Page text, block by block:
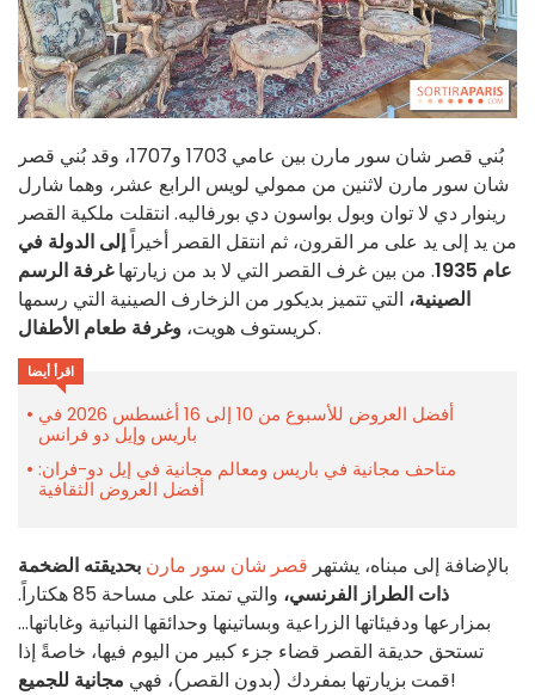
بُني قصر شان سور مارن بين عامي 1703 و1707، وقد بُني قصر
شان سور مارن لاثنين من ممولي لويس الرابع عشر، وهما شارل
رينوار دي لا توان وبول بواسون دي بورفاليه. انتقلت ملكية القصر
من يد إلى يد على مر القرون، ثم انتقل القصر أخيراًإلى الدولة في
عام 1935
. من بين غرف القصر التي لا بد من زيارتهاغرفة الرسم
الصينية، التي تتميز بديكور من الزخارف الصينية التي رسمها
كريستوف هويت، وغرفة طعام الأطفال .
اقرأ أيضا
أفضل العروض للأسبوع من 10 إلى 16 أغسطس 2026 في
باريس وإيل دو فرانس
متاحف مجانية في باريس ومعالم مجانية في إيل دو-فران:
أفضل العروض الثقافية
بالإضافة إلى مبناه، يشتهر قصر شان سور مارن بحديقته الضخمة
ذات الطراز الفرنسي،
والتي تمتد على مساحة 85 هكتاراً.
بمزارعها ودفيئاتها الزراعية وبساتينها وحدائقها النباتية وغاباتها...
تستحق حديقة القصر قضاء جزء كبير من اليوم فيها، خاصةً إذا
قمت بزيارتها بمفردك (بدون القصر)، فهي مجانية للجميع !